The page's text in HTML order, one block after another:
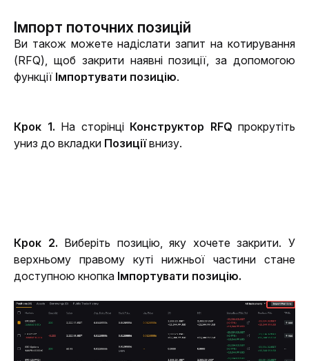
Імпорт поточних позицій
Ви також можете надіслати запит на котирування
(RFQ), щоб закрити наявні позиції, за допомогою
функції Імпортувати позицію.
Крок 1. На сторінці Конструктор RFQ прокрутіть
униз до вкладки Позиції внизу.
Крок 2. Виберіть позицію, яку хочете закрити. У
верхньому правому куті нижньої частини стане
доступною кнопка Імпортувати позицію.